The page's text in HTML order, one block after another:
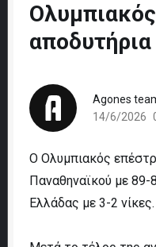
Agones
14/6/2026
Ο Ολυμπιακός
Παναθηναϊκού με
Ελλάδας με 3-2 νίκες.